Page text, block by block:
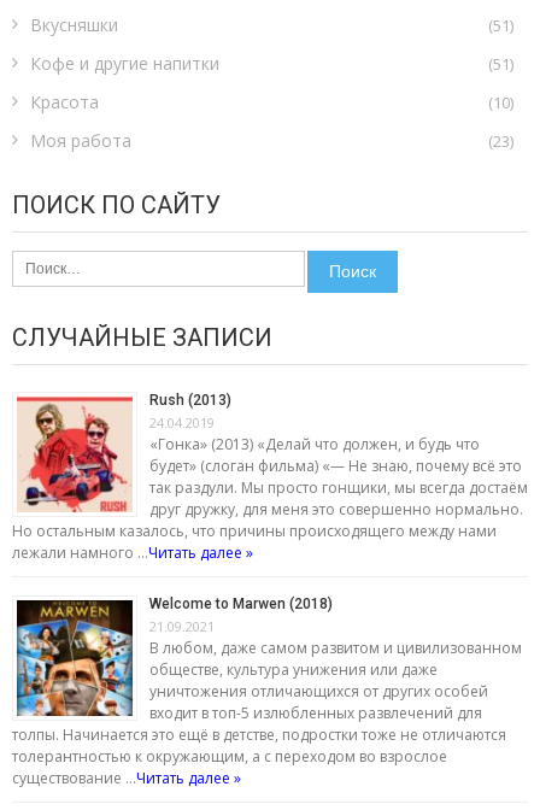
Вкусняшки (51)
Кофе и другие напитки (51)
Красота (10)
Моя работа (23)
ПОИСК ПО САЙТУ
Найти:
СЛУЧАЙНЫЕ ЗАПИСИ
Rush (2013)
24.04.2019
«Гонка» (2013) «Делай что должен, и будь что
будет» (слоган фильма) «— Не знаю, почему всё это
так раздули. Мы просто гонщики, мы всегда достаём
друг дружку, для меня это совершенно нормально.
Но остальным казалось, что причины происходящего между нами
лежали намного …Читать далее »
Welcome to Marwen (2018)
21.09.2021
В любом, даже самом развитом и цивилизованном
обществе, культура унижения или даже
уничтожения отличающихся от других особей
входит в топ-5 излюбленных развлечений для
толпы. Начинается это ещё в детстве, подростки тоже не отличаются
толерантностью к окружающим, а с переходом во взрослое
существование …Читать далее »